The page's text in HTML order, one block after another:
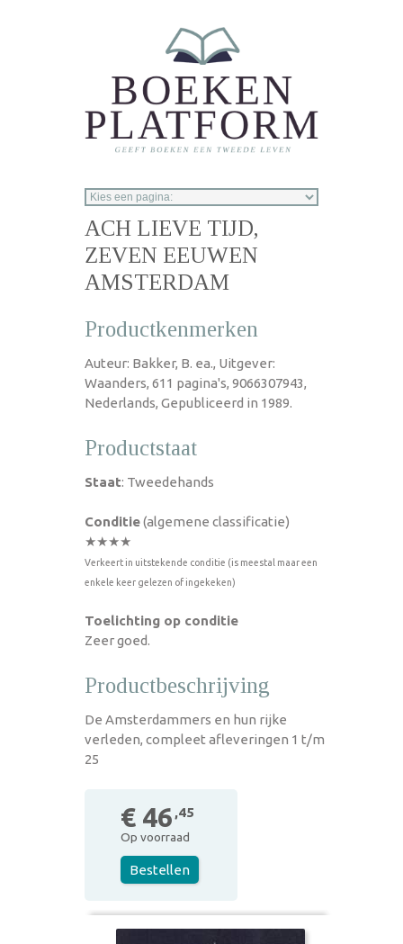
ACH LIEVE TIJD,
ZEVEN EEUWEN
AMSTERDAM
Productkenmerken
Auteur: Bakker, B. ea., Uitgever:
Waanders, 611 pagina's, 9066307943,
Nederlands, Gepubliceerd in 1989.
Productstaat
Staat: Tweedehands
Conditie(algemene classificatie)
★★★★
Verkeert in uitstekende conditie (is meestal maar een
enkele keer gelezen of ingekeken)
Toelichting op conditie
Zeer goed.
Productbeschrijving
De Amsterdammers en hun rijke
verleden, compleet afleveringen 1 t/m
25
€ 46 ,45
Op voorraad
Bestellen